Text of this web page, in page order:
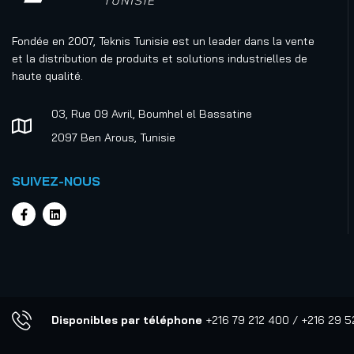
polyéthylène
en tissu
température
Fondée en 2007, Teknis Tunisie est un leader dans la vente
et la distribution de produits et solutions industrielles de
haute qualité.
03, Rue 09 Avril, Boumhel el Bassatine
2097 Ben Arous, Tunisie
SUIVEZ-NOUS
Disponibles par téléphone +216 79 212 400 / +216 29